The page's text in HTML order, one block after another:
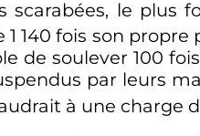
scarabées, le plus
1 140 fois son propre
de soulever 100
par leurs
à une charge